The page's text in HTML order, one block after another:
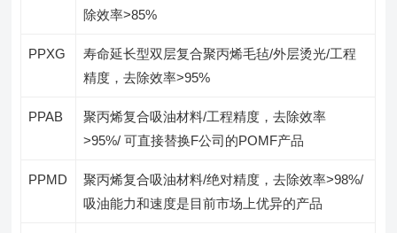
除效率>85%
PPXG
寿命延长型双层复合聚丙烯毛毡/外层烫光/工程
精度，去除效率>95%
PPAB
聚丙烯复合吸油材料/工程精度，去除效率
>95%/ 可直接替换F公司的POMF产品
PPMD
聚丙烯复合吸油材料/绝对精度，去除效率>98%/
吸油能力和速度是目前市场上优异的产品